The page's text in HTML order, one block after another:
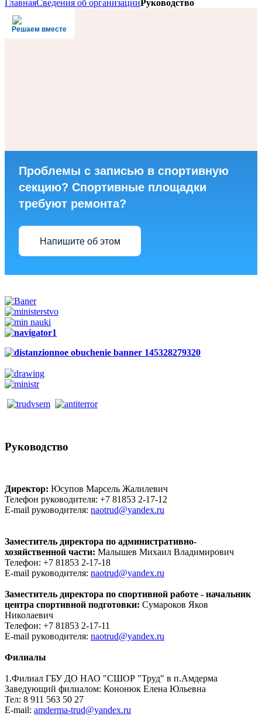
ГлавнаяСведения об организации Руководство
Решаем вместе
Проблемы с записью в спортивную
секцию? Спортивные площадки
требуют ремонта?
Напишите об этом
Руководство
Директор: Юсупов Марсель Жалилевич
Телефон руководителя: +7 81853 2-17-12
E-mail руководителя: naotrud@yandex.ru
Заместитель директора по административно-
хозяйственной части: Малышев Михаил Владимирович
Телефон: +7 81853 2-17-18
E-mail руководителя: naotrud@yandex.ru
Заместитель директора по спортивной работе - начальник
центра спортивной подготовки: Сумароков Яков
Николаевич
Телефон: +7 81853 2-17-11
E-mail руководителя: naotrud@yandex.ru
Филиалы
1.Филиал ГБУ ДО НАО "СШОР "Труд" в п.Амдерма
Заведующий филиалом: Кононюк Елена Юльевна
Тел: 8 911 563 50 27
E-mail: amderma-trud@yandex.ru